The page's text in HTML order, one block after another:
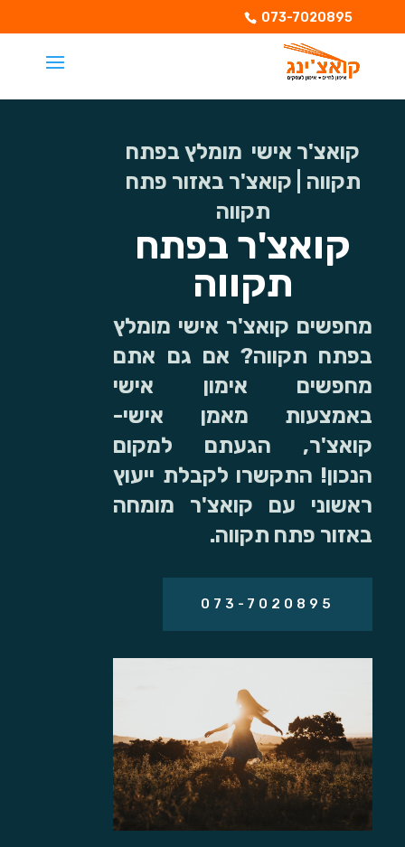
073-7020895
קואצ'ר אישי מומלץ בפתח
תקווה | קואצ'ר באזור פתח
תקווה
קואצ'ר בפתח
תקווה
מחפשים קואצ'ר אישי מומלץ
בפתח תקווה? אם גם אתם
מחפשים אימון אישי
באמצעות מאמן אישי-
קואצ'ר, הגעתם למקום
הנכון! התקשרו לקבלת ייעוץ
ראשוני עם קואצ'ר מומחה
באזור פתח תקווה.
073-7020895